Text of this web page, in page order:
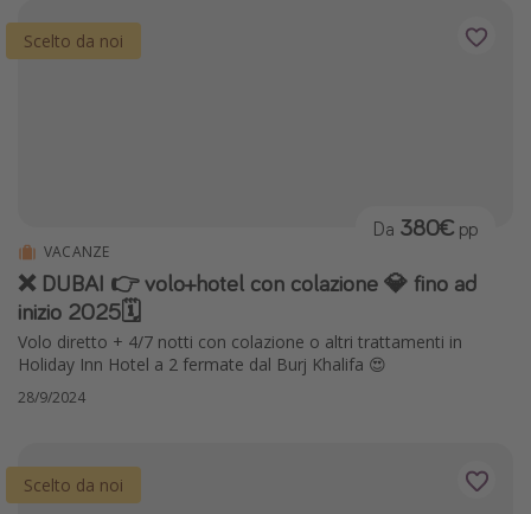
Festività del 2026
Scelto da noi
VACANZE
❌ DUBAI 👉 volo+hotel con colazione 💎 fino ad
inizio 2025🗓️
Volo diretto + 4/7 notti con colazione o altri trattamenti in
Holiday Inn Hotel a 2 fermate dal Burj Khalifa 😍
Da 380€ pp
28/9/2024
Scelto da noi